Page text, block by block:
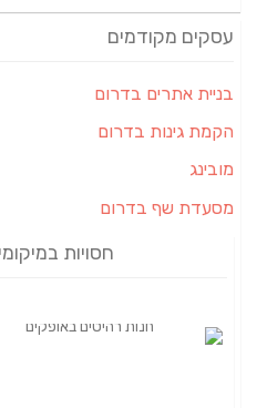
עסקים מקודמים
בניית אתרים בדרום
הקמת גינות בדרום
מובינג
מסעדת שף בדרום
חסויות